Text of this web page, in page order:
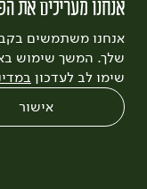
אנחנו מעריכים את
אנחנו משתמשים
שלך. המשך שימוש
שימו לב לעדכון
אישור